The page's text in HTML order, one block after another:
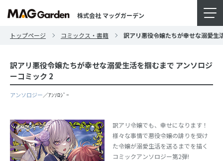
株式会社 マッグガーデン
トップページ コミックス・書籍 訳アリ悪役令嬢たちが幸せな溺愛生
訳アリ悪役令嬢たちが幸せな溺愛生活を掴むまで アンソロジ
ーコミック 2
アンソロジー／ｱﾝｿﾛｼﾞｰ
訳アリ令嬢でも、幸せになります！
様々な事情で悪役令嬢の誹りを受け
た令嬢が溺愛生活を送るまでを描く
コミックアンソロジー第2弾!